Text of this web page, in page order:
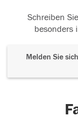
Schreiben
besonders
Melden Sie